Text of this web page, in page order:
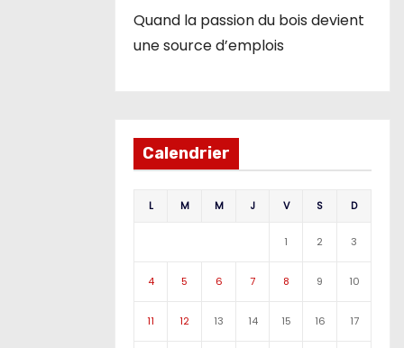
Quand la passion du bois devient
une source d’emplois
Calendrier
L M M J V S D
1 2 3
4 5 6 7 8 9 10
11 12 13 14 15 16 17